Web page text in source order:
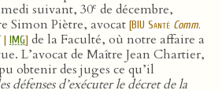
suivant, 30e de décembre,
Simon Piètre, avocat [BIU Santé Comm.
| IMG] de la Faculté, où notre affaire a
L’avocat de Maître Jean Chartier,
obtenir des juges ce qu’il
défenses d’exécuter le décret de la